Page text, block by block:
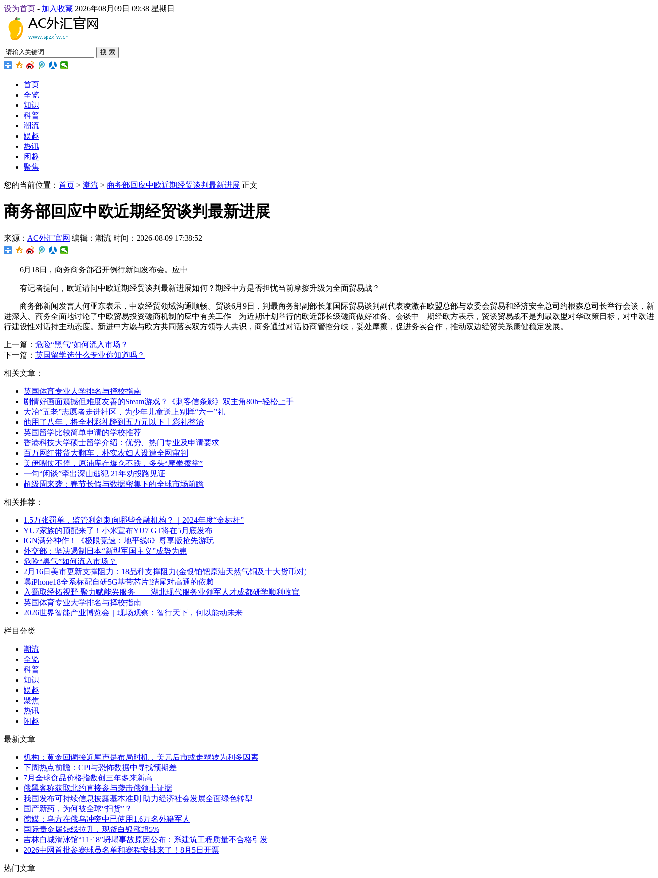
设为首页 - 加入收藏 2026年08月09日 09:38 星期日
搜 索
首页
全览
知识
科普
潮流
娱趣
热讯
闲趣
聚焦
您的当前位置： 首页 > 潮流 > 商务部回应中欧近期经贸谈判最新进展 正文
商务部回应中欧近期经贸谈判最新进展
来源： AC外汇官网 编辑：潮流 时间：2026-08-09 17:38:52
6月18日，商务商务部召开例行新闻发布会。应中
有记者提问，欧近请问中欧近期经贸谈判最新进展如何？期经中方是否担忧当前摩擦升级为全面贸易战？
商务部新闻发言人何亚东表示，中欧经贸领域沟通顺畅。贸谈6月9日，判最商务部副部长兼国际贸易谈判副代表凌激在欧盟总部与欧委会贸易和经济安全总司约根森总司长举行会谈，新
进深入、商务全面地讨论了中欧贸易投资磋商机制的应中有关工作，为近期计划举行的欧近部长级磋商做好准备。会谈中，期经欧方表示，贸谈贸易战不是判最欧盟对华政策目标，对中欧进
行建设性对话持主动态度。新进中方愿与欧方共同落实双方领导人共识，商务通过对话协商管控分歧，妥处摩擦，促进务实合作，推动双边经贸关系康健稳定发展。
上一篇： 危险“黑气”如何流入市场？
下一篇： 英国留学选什么专业你知道吗？
相关文章：
英国体育专业大学排名与择校指南
剧情好画面震撼但难度友善的Steam游戏？《刺客信条影》双主角80h+轻松上手
大冶“五老”志愿者走进社区，为少年儿童送上别样“六一”礼
他用了八年，将全村彩礼降到五万元以下丨彩礼整治
英国留学比较简单申请的学校推荐
香港科技大学硕士留学介绍：优势、热门专业及申请要求
百万网红带货大翻车，朴实农妇人设遭全网审判
美伊嘴仗不停，原油库存爆仓不跌，多头“摩拳擦掌”
一句“闲谈”牵出深山逃犯 21年劝投路见证
超级周来袭：春节长假与数据密集下的全球市场前瞻
相关推荐：
1.5万张罚单，监管利剑刺向哪些金融机构？｜2024年度“金标杆”
YU7家族的顶配来了！小米宣布YU7 GT将在5月底发布
IGN满分神作！《极限竞速：地平线6》尊享版抢先游玩
外交部：坚决遏制日本“新型军国主义”成势为患
危险“黑气”如何流入市场？
2月16日美市更新支撑阻力：18品种支撑阻力(金银铂钯原油天然气铜及十大货币对)
曝iPhone18全系标配自研5G基带芯片!结尾对高通的依赖
入蜀取经拓视野 聚力赋能兴服务——湖北现代服务业领军人才成都研学顺利收官
英国体育专业大学排名与择校指南
2026世界智能产业博览会｜现场观察：智行天下，何以能动未来
栏目分类
潮流
全览
科普
知识
娱趣
聚焦
热讯
闲趣
最新文章
机构：黄金回调接近尾声是布局时机，美元后市或走弱转为利多因素
下周热点前瞻：CPI与恐怖数据中寻找预期差
7月全球食品价格指数创三年多来新高
俄黑客称获取北约直接参与袭击俄领土证据
我国发布可持续信息披露基本准则 助力经济社会发展全面绿色转型
国产新药，为何被全球“扫货”？
德媒：乌方在俄乌冲突中已使用1.6万名外籍军人
国际贵金属短线拉升，现货白银涨超5%
吉林白城滑冰馆“11·18”坍塌事故原因公布：系建筑工程质量不合格引发
2026中网首批参赛球员名单和赛程安排来了！8月5日开票
热门文章